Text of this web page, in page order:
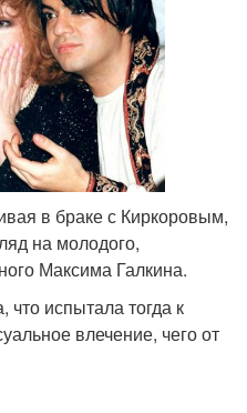
в браке с Киркоровым,
на молодого,
Максима Галкина.
испытала тогда к
влечение, чего от